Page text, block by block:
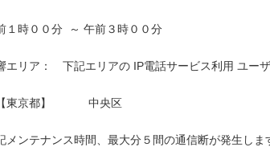
１時００分  ～ 午前３時００分
下記エリアの IP電話サービス利用 ユー
都】　　　 中央
メンテナンス時間、最大分５間の通信断が発生しま